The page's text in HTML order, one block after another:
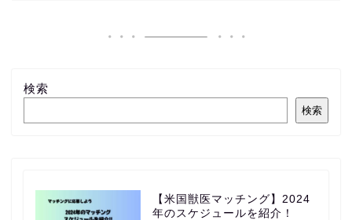
検索
検索
【米国獣医マッチング】2024
年のスケジュールを紹介！